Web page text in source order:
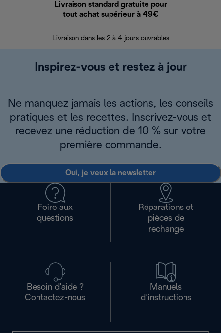
Livraison standard gratuite pour
tout achat supérieur à 49€
Livraison dans les 2 à 4 jours ouvrables
Inspirez-vous et restez à jour
Ne manquez jamais les actions, les conseils
pratiques et les recettes. Inscrivez-vous et
recevez une réduction de 10 % sur votre
première commande.
Oui, je veux la newsletter
Foire aux
questions
Réparations et
pièces de
rechange
Besoin d'aide ?
Contactez-nous
Manuels
d’instructions